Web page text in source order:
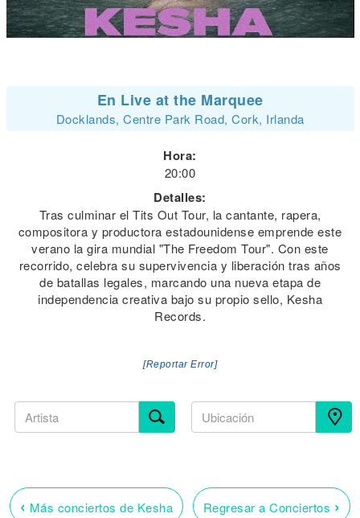
En Live at the Marquee
Docklands, Centre Park Road, Cork, Irlanda
Hora:
20:00
Detalles:
Tras culminar el Tits Out Tour, la cantante, rapera,
compositora y productora estadounidense emprende este
verano la gira mundial "The Freedom Tour". Con este
recorrido, celebra su supervivencia y liberación tras años
de batallas legales, marcando una nueva etapa de
independencia creativa bajo su propio sello, Kesha
Records.
[Reportar Error]
‹ Más conciertos de Kesha Regresar a Conciertos ›